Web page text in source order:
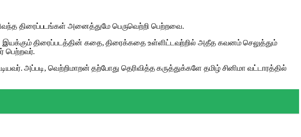
திரைப்படங்கள் அனைத்துமே பெருவெற்றி பெற்றவை.
இயக்கும் திரைப்படத்தின் கதை, திரைக்கதை உள்ளிட்டவற்றில் அதீத கவனம் செலுத்தும்
பெற்றவர்.
அப்படி, வெற்றிமாறன் தற்போது தெரிவித்த கருத்துக்களே தமிழ் சினிமா வட்டாரத்தில்